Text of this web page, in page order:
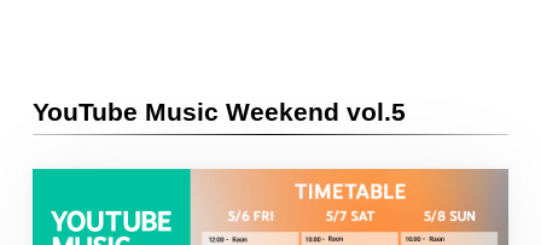
YouTube Music Weekend vol.5